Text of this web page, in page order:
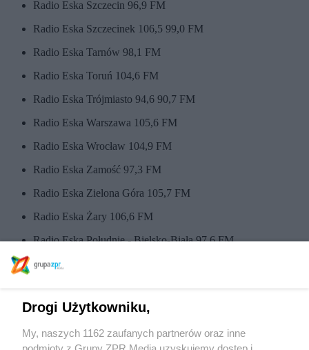
Radio Eska Szczecin 96,9 FM
Radio Eska Szczecinek 106,5 99,0 FM
Radio Eska Tarnów 98,1 FM
Radio Eska Toruń 104,6 FM
Radio Eska Trójmiasto 94,6 90,7 FM
Radio Eska Warszawa 105,6 FM
Radio Eska Wrocław 104,9 FM
Radio Eska Zamość 97,3 FM
Radio Eska Zielona Góra 105,7 FM
Radio Eska Żary 106,6 FM
Radio Eska Południe - Bielsko-Biała 97,6 FM
Radio Eska Południe - Cieszyn 90,6FM
Radio Eska Południe - Oświęcim 94,9 FM
Radio Eska Południe - Ustroń 107,1 FM
Drogi Użytkowniku,
My, naszych 1162 zaufanych partnerów oraz inne
podmioty z Grupy ZPR Media uzyskujemy dostęp i